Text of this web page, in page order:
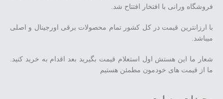
فروشگاه ورانی با افتخار افتتاح شد.
با ارزانترین قیمت در کل کشور تمام محصولات برقی اورجینال و اصلی
میباشد.
شعار ما این هستش اول استعلام قیمت بگیرید بعد اقدام به خرید کنید.
ما از قیمت های خودمون مطمئن هستیم